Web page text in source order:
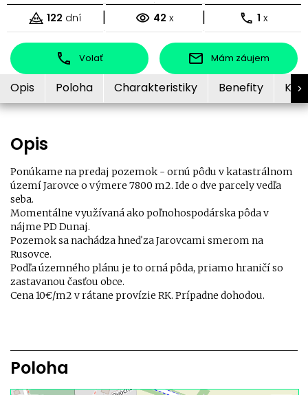
122 dní | 42 x | 1 x
Volať Mám záujem
Opis Poloha Charakteristiky Benefity
Opis
Ponúkame na predaj pozemok - ornú pôdu v katastrálnom
území Jarovce o výmere 7800 m2. Ide o dve parcely vedľa
seba.
Momentálne využívaná ako poľnohospodárska pôda v
nájme PD Dunaj.
Pozemok sa nachádza hneď za Jarovcami smerom na
Rusovce.
Podľa územného plánu je to orná pôda, priamo hraničí so
zastavanou časťou obce.
Cena 10€/m2 v rátane provízie RK. Prípadne dohodou.
Poloha